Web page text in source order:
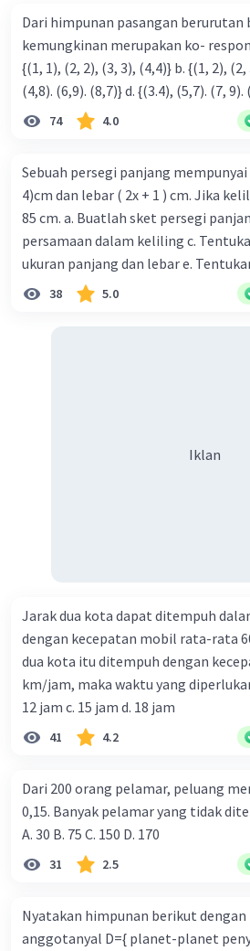
Dari himpunan pasangan berurutan
kemungkinan merupakan ko- respondensi satu-satu? a.
{(1, 1), (2, 2), (3, 3), (4,4)} b. {(1, 2), (2, 3), (3, 4). (4,5)} c. {(2,7).
(4,8). (6,9). (8,7)} d. {(3.4), (5,7).
74 4.0
Sebuah persegi panjang
4)cm dan lebar ( 2x + 1 ) cm. Jika
85 cm. a. Buatlah sket persegi
persamaan dalam keliling c.
ukuran panjang dan lebar e.
38 5.0
Iklan
Jarak dua kota dapat ditempuh
dengan kecepatan mobil rata-rata
dua kota itu ditempuh dengan
km/jam, maka waktu yang diperlukan adalah
12 jam c. 15 jam d. 18 jam
41 4.2
Dari 200 orang pelamar, peluang
0,15. Banyak pelamar yang tidak
A. 30 B. 75 C. 150 D. 170
31 2.5
Nyatakan himpunan berikut
anggotanyal D={ planet-planet